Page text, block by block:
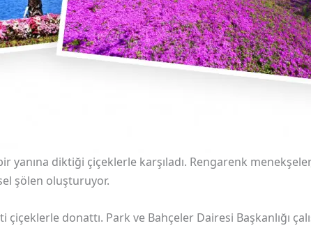
diktiği çiçeklerle karşıladı. Rengarenk
şölen oluşturuyor.
donattı. Park ve Bahçeler Dairesi Başkanlığı